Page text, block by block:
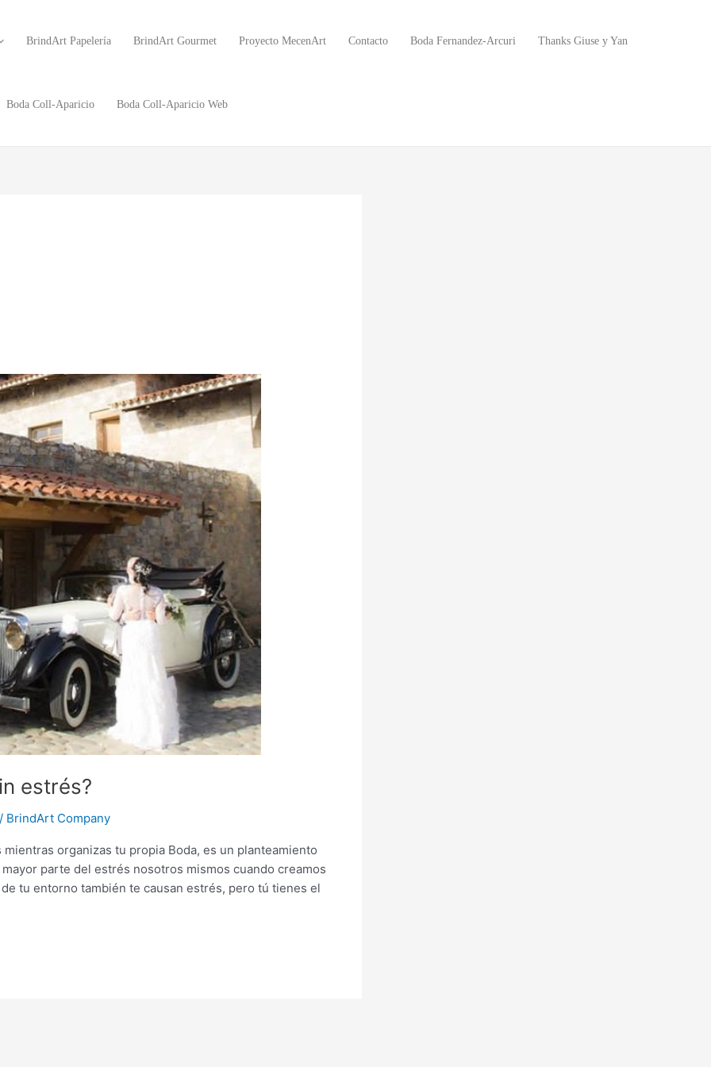
BrindArt Papelería BrindArt Gourmet Proyecto MecenArt Contacto Boda Fernandez-Arcuri Thanks Giuse y Yan
Boda Coll-Aparicio Boda Coll-Aparicio Web
estrés?
/ BrindArt Company
organizas tu propia Boda, es un planteamiento
parte del estrés nosotros mismos cuando creamos
tu entorno también te causan estrés, pero tú tienes el